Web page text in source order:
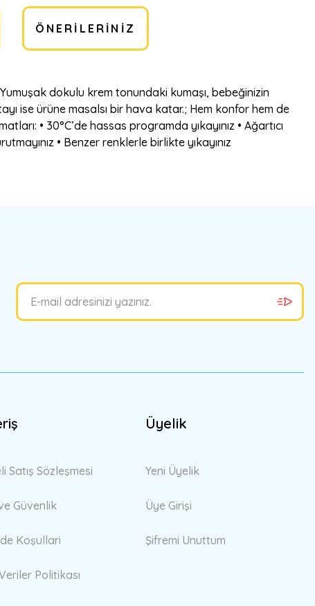
ÖNERILERINIZ
dokulu krem tonundaki kumaşı, bebeğinizin
ise ürüne masalsı bir hava katar.; Hem konfor hem de
• 30°C’de hassas programda yıkayınız • Ağartıcı
• Benzer renklerle birlikte yıkayınız
Satış Sözleşmesi
Güvenlik
Koşullari
Politikası
Üyelik
Yeni Üyelik
Üye Girişi
Şifremi Unuttum